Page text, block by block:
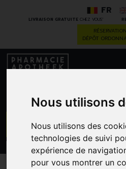
Nous utilisons
Nous utilisons des
technologies de suivi
expérience de
pour vous montrer un
LIVRAISON GRATUITECHEZ VOUS*
FR
RÉSERVATION
DÉPÔT
CATÉGORIES